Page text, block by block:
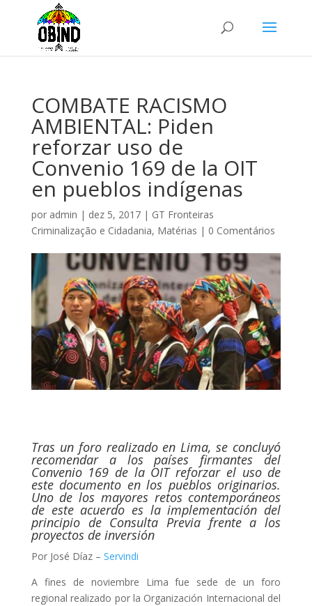
COMBATE RACISMO
AMBIENTAL: Piden
reforzar uso de
Convenio 169 de la OIT
en pueblos indígenas
por admin | dez 5, 2017| GT Fronteiras
Criminalização e Cidadania, Matérias | 0 Comentários
Tras un foro realizado en Lima, se concluyó
recomendar a los países firmantes del
Convenio 169 de la OIT reforzar el uso de
este documento en los pueblos originarios.
Uno de los mayores retos contemporáneos
de este acuerdo es la implementación del
principio de Consulta Previa frente a los
proyectos de inversión
Por José Díaz – Servindi
A fines de noviembre Lima fue sede de un foro
regional realizado por la Organización Internacional del